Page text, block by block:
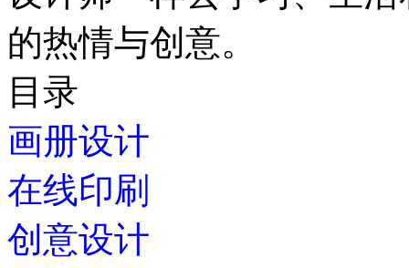
的热情与创意。
目录
画册设计
在线印刷
创意设计